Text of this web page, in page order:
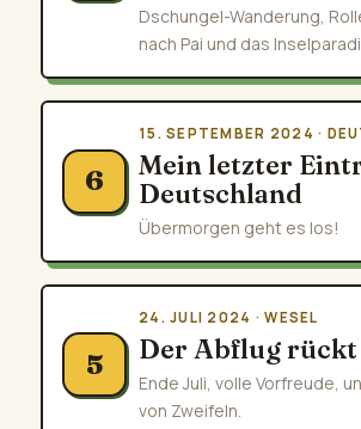
Dschungel-Wanderung,
nach Pai und das
6
15. SEPTEMBER 2024 ·
Mein letzter
Deutschland
Übermorgen geht es los!
5
24. JULI 2024 · WESEL
Der Abflug rückt
Ende Juli, volle Vorfreude,
von Zweifeln.